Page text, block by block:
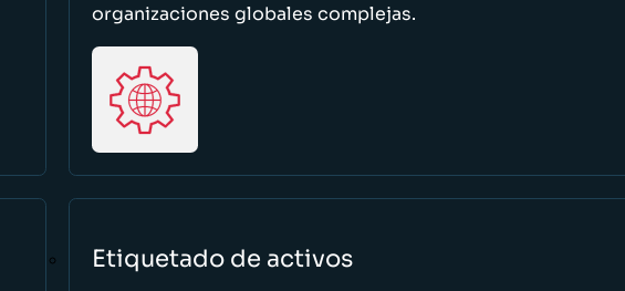
organizaciones globales complejas.
Etiquetado de activos